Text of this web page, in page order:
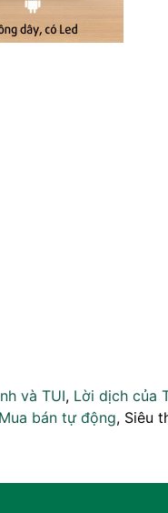
và TUI, Lời dịch của
Mua bán tự động, Siêu